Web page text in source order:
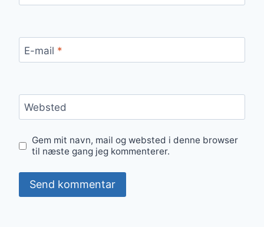
E-mail *
Websted
Gem mit navn, mail og websted i denne browser
til næste gang jeg kommenterer.